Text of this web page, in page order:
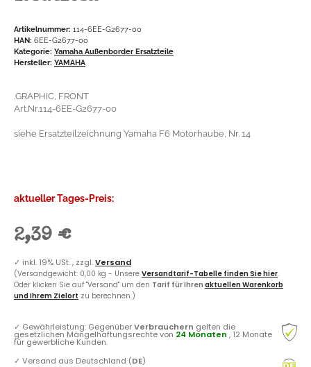
Artikelnummer: 114-6EE-G2677-00
HAN: 6EE-G2677-00
Kategorie: Yamaha Außenborder Ersatzteile
Hersteller: YAMAHA
.GRAPHIC, FRONT
Art.Nr.114-6EE-G2677-00
siehe Ersatzteilzeichnung Yamaha F6 Motorhaube, Nr. 14
aktueller Tages-Preis:
2,39 €
✓ inkl. 19% USt. , zzgl.Versand
(Versandgewicht: 0,00 kg - Unsere Versandtarif-Tabelle finden Sie hier.
Oder klicken Sie auf "Versand" um den Tarif für Ihren aktuellen Warenkorb
und Ihrem Zielort zu berechnen.)
✓ Gewährleistung: GegenüberVerbrauchern gelten die
gesetzlichen Mängelhaftungsrechte von 24 Monaten , 12 Monate
für gewerbliche Kunden.
✓ Versand aus Deutschland (DE)